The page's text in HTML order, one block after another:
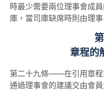
時最少需要兩位理事會成
庫，當司庫缺席時則由理
章程的
第二十九條——在引用章程
通過理事會的建議交由會